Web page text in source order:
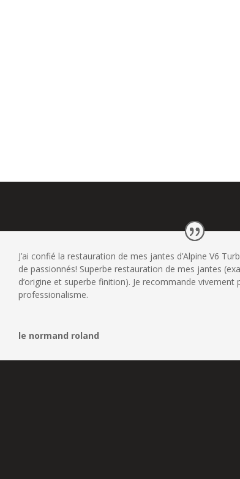
J’ai confié la restauration de mes jantes d’Alpine V6
de passionnés! Superbe restauration de mes jantes
d’origine et superbe finition). Je recommande
professionalisme.
le normand roland